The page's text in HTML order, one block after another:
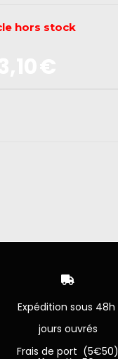
hors stock

Expédition sous 48h
jours ouvrés
Frais de port (5€50)